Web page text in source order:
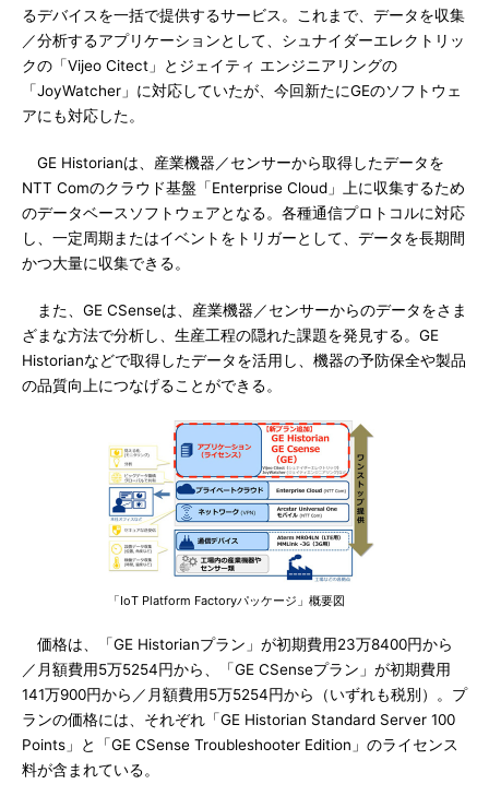
るデバイスを一括で提供するサービス。これまで、データを収集
／分析するアプリケーションとして、シュナイダーエレクトリッ
クの「Vijeo Citect」とジェイティ エンジニアリングの
「JoyWatcher」に対応していたが、今回新たにGEのソフトウェ
アにも対応した。
GE Historianは、産業機器／センサーから取得したデータを
NTT Comのクラウド基盤「Enterprise Cloud」上に収集するため
のデータベースソフトウェアとなる。各種通信プロトコルに対応
し、一定周期またはイベントをトリガーとして、データを長期間
かつ大量に収集できる。
また、GE CSenseは、産業機器／センサーからのデータをさま
ざまな方法で分析し、生産工程の隠れた課題を発見する。GE
Historianなどで取得したデータを活用し、機器の予防保全や製品
の品質向上につなげることができる。
「IoT Platform Factoryパッケージ」概要図
価格は、「GE Historianプラン」が初期費用23万8400円から
／月額費用5万5254円から、「GE CSenseプラン」が初期費用
141万900円から／月額費用5万5254円から（いずれも税別）。プ
ランの価格には、それぞれ「GE Historian Standard Server 100
Points」と「GE CSense Troubleshooter Edition」のライセンス
料が含まれている。